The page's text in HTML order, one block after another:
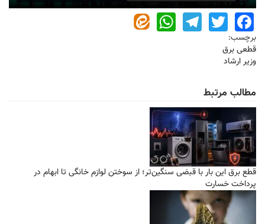
Facebook
Twitter
Telegram
WhatsApp
برچسب:
قطعی برق
وزیر ارشاد
مطالب مرتبط
قطع برق این بار با قبضی سنگین‌تر؛ از سوختن لوازم خانگی تا ابهام در
پرداخت خسارت